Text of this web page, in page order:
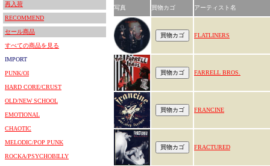
再入荷
RECOMMEND
セール商品
すべての商品を見る
IMPORT
PUNK/OI
HARD CORE/CRUST
OLD/NEW SCHOOL
EMOTIONAL
CHAOTIC
MELODIC/POP PUNK
ROCKA/PSYCHOBILLY
写真 買物カゴ アーティスト名
FLATLINERS
FARRELL BROS.
FRANCINE
FRACTURED